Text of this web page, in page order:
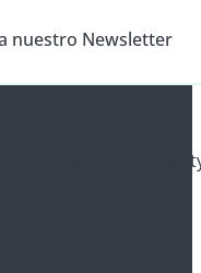
nuestro Newsletter
utilizan